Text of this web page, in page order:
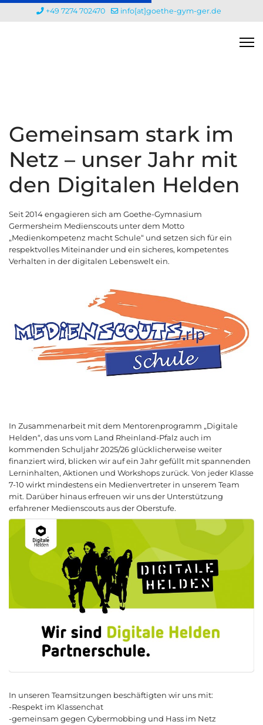
+49 7274 702470 info[at]goethe-gym-ger.de
Gemeinsam stark im
Netz – unser Jahr mit
den Digitalen Helden
Seit 2014 engagieren sich am Goethe-Gymnasium
Germersheim Medienscouts unter dem Motto
„Medienkompetenz macht Schule“ und setzen sich für ein
respektvolles Miteinander und ein sicheres, kompetentes
Verhalten in der digitalen Lebenswelt ein.
In Zusammenarbeit mit dem Mentorenprogramm „Digitale
Helden“, das uns vom Land Rheinland-Pfalz auch im
kommenden Schuljahr 2025/26 glücklicherweise weiter
finanziert wird, blicken wir auf ein Jahr gefüllt mit spannenden
Lerninhalten, Aktionen und Workshops zurück. Von jeder Klasse
7-10 wirkt mindestens ein Medienvertreter in unserem Team
mit. Darüber hinaus erfreuen wir uns der Unterstützung
erfahrener Medienscouts aus der Oberstufe.
In unseren Teamsitzungen beschäftigten wir uns mit:
-Respekt im Klassenchat
-gemeinsam gegen Cybermobbing und Hass im Netz